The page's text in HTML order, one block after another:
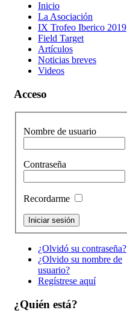
Inicio
La Asociación
IX Trofeo Iberico 2019
Field Target
Artículos
Noticias breves
Videos
Acceso
Nombre de usuario
Contraseña
Recordarme
¿Olvidó su contraseña?
¿Olvido su nombre de
usuario?
Regístrese aquí
¿Quién está?